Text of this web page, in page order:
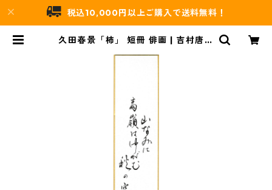
税込10,000円以上ご購入で送料無料！
久田春景「柿」 短冊 俳画 | 吉村唐木